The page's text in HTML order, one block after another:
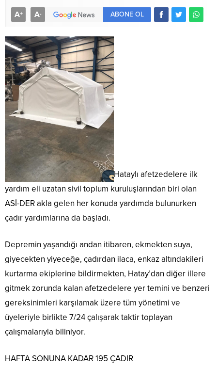
A+ A- ABONE OL
Hataylı afetzedelere ilk
yardım eli uzatan sivil toplum kuruluşlarından biri olan
ASİ-DER akla gelen her konuda yardımda bulunurken
çadır yardımlarına da başladı.
Depremin yaşandığı andan itibaren, ekmekten suya,
giyecekten yiyeceğe, çadırdan ilaca, enkaz altındakileri
kurtarma ekiplerine bildirmekten, Hatay’dan diğer illere
gitmek zorunda kalan afetzedelere yer temini ve benzeri
gereksinimleri karşılamak üzere tüm yönetimi ve
üyeleriyle birlikte 7/24 çalışarak taktir toplayan
çalışmalarıyla biliniyor.
HAFTA SONUNA KADAR 195 ÇADIR